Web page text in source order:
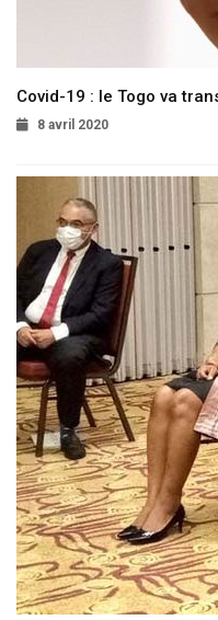
Covid-19 : le Togo va
8 avril 2020